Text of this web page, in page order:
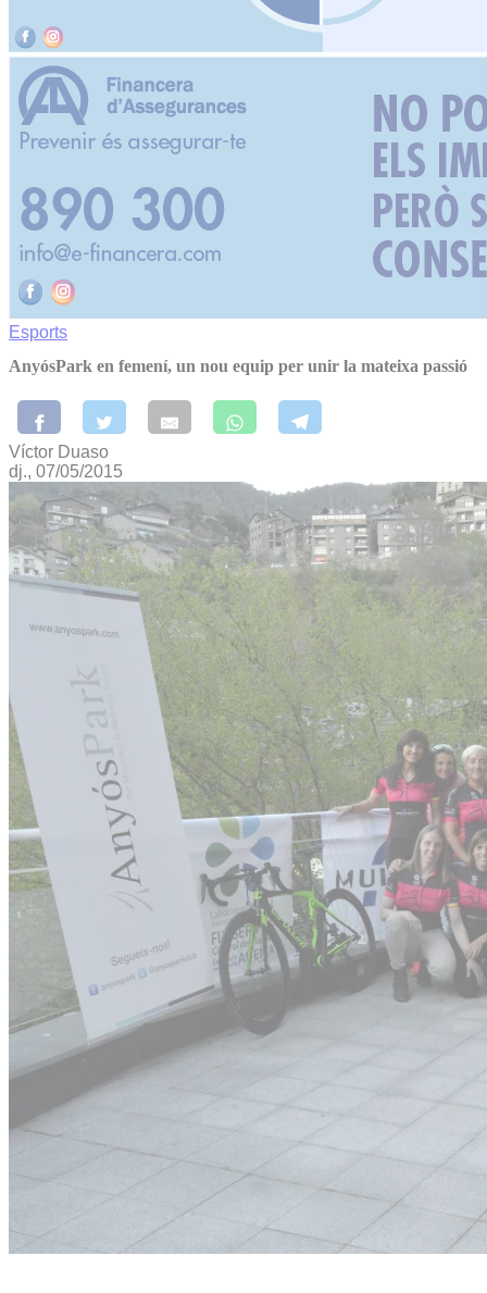
Esports
AnyósPark en femení, un nou equip per unir la mateixa passió
Víctor Duaso
dj., 07/05/2015